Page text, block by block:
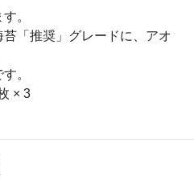
。
「推奨」グレードに、アオ
。
× 3